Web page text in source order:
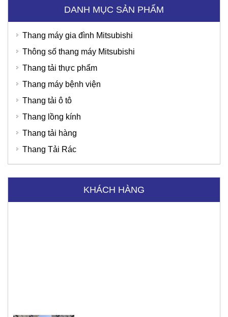
DANH MỤC SẢN PHẨM
Thang máy gia đình Mitsubishi
Thông số thang máy Mitsubishi
Thang tải thực phẩm
Thang máy bệnh viện
Thang tải ô tô
Thang lồng kính
Thang tải hàng
Thang Tải Rác
KHÁCH HÀNG
Bệnh Viện Quốc Tế Thu Cúc